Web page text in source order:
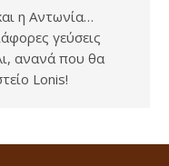
η Αντωνία…
γεύσεις
ανανά που θα
Lonis!